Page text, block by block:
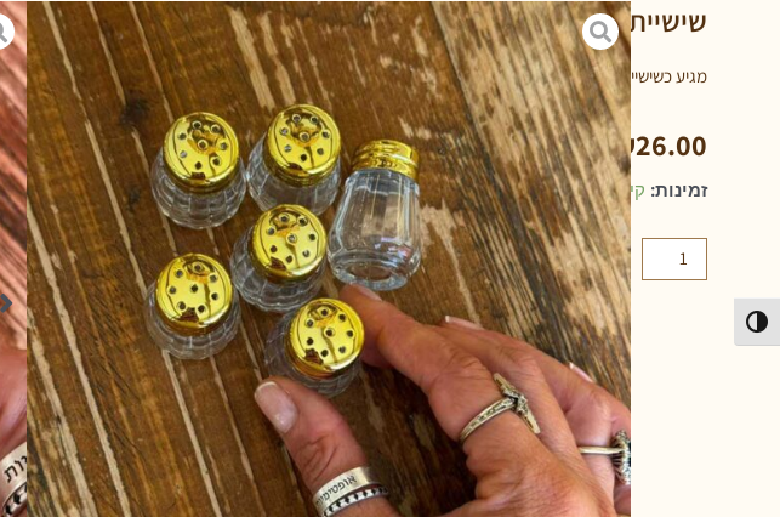
הפעל/כבה ניגודיות גבוהה
שישיית מיני מילחייה
מגיע כשישייה של מלחיות אישיות
₪26.00
זמינות: קיים במלאי
הוספה לסל